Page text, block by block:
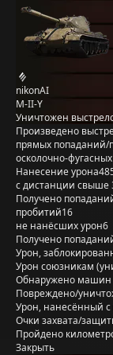
nikonAI
M-II-Y
Уничтожен
Произведено
прямых попаданий/
осколочно-
Нанесение урона
с дистанции свыше
Получено
пробитий16
не нанёсших урон6
Получено
Урон,
Урон союзникам
Обнаружено машин
Повреждено/
Урон, нанесённый
Очки захвата/
Пройдено
Закрыть